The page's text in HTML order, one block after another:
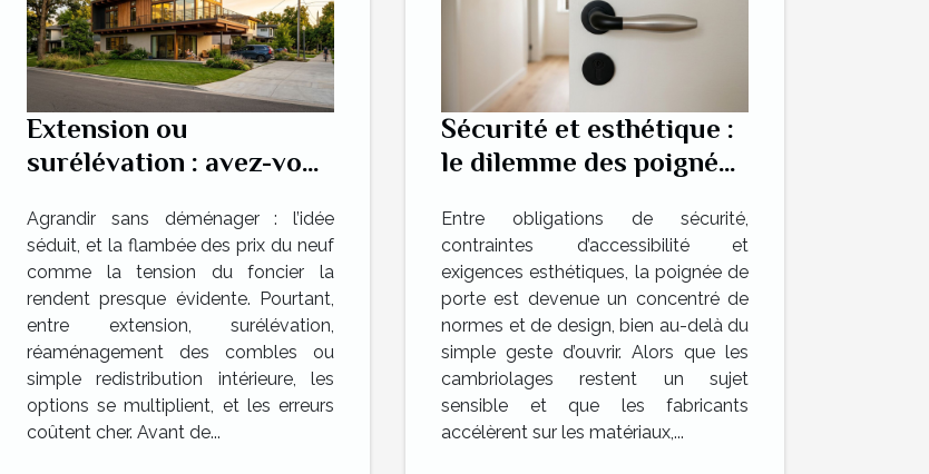
Extension ou
surélévation : avez-vous
les solutions ?
Agrandir sans déménager : l’idée
séduit, et la flambée des prix du neuf
comme la tension du foncier la
rendent presque évidente. Pourtant,
entre extension, surélévation,
réaménagement des combles ou
simple redistribution intérieure, les
options se multiplient, et les erreurs
coûtent cher. Avant de...
Sécurité et esthétique :
le dilemme des poignées
Entre obligations de sécurité,
contraintes d’accessibilité et
exigences esthétiques, la poignée de
porte est devenue un concentré de
normes et de design, bien au-delà du
simple geste d’ouvrir. Alors que les
cambriolages restent un sujet
sensible et que les fabricants
accélèrent sur les matériaux,...